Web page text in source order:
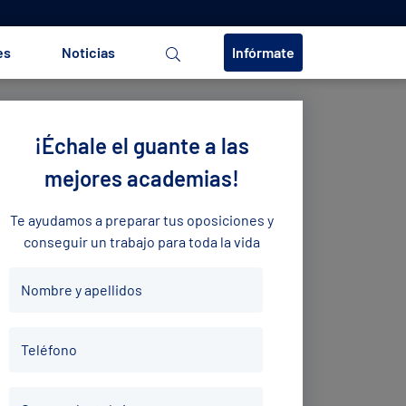
Noticias Infórmate
¡Échale el guante a las
mejores academias!
Te ayudamos a preparar tus oposiciones y
conseguir un trabajo para toda la vida
Nombre y apellidos
Teléfono